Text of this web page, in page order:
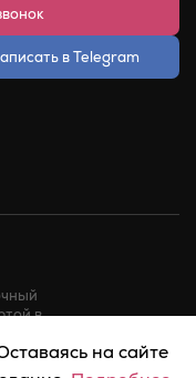
в Telegram
в
обращения в
обработку
на сайте